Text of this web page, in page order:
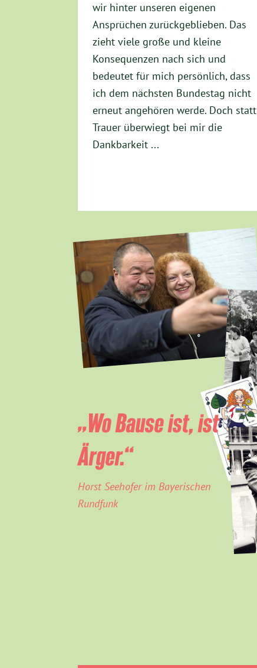
wir hinter unseren eigenen
Ansprüchen zurückgeblieben. Das
zieht viele große und kleine
Konsequenzen nach sich und
bedeutet für mich persönlich, dass
ich dem nächsten Bundestag nicht
erneut angehören werde. Doch statt
Trauer überwiegt bei mir die
Dankbarkeit ...
„Wo Bause ist, ist
Ärger.“
Horst Seehofer im Bayerischen
Rundfunk